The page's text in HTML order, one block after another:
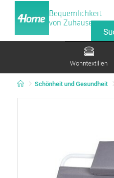
Bequemlichkeit
von Zuhause
Wohntextilien
Schönheit und Gesundheit